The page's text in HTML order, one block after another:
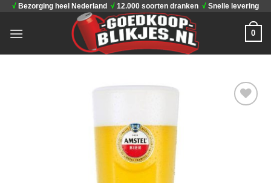
inhoud
√ Bezorging heel Nederland √ 12.000 soorten dranken √ Snelle levering
0